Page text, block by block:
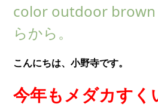
color outdoor brown
らから。
こんにちは、小野寺です。
今年もメダカすく